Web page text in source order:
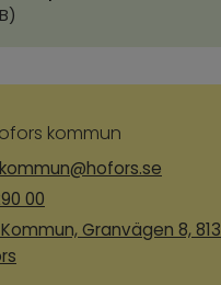
kommun
00
Granvägen 8, 813